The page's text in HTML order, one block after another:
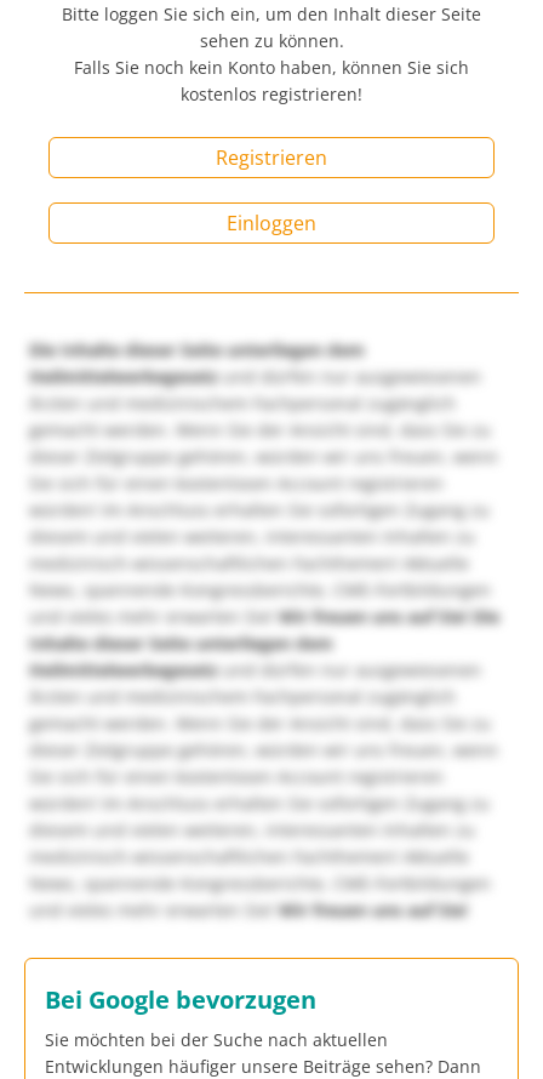
Bitte loggen Sie sich ein, um den Inhalt dieser Seite
sehen zu können.
Falls Sie noch kein Konto haben, können Sie sich
kostenlos registrieren!
Registrieren
Einloggen
Die Inhalte dieser Seite unterliegen dem
Heilmittelwerbegesetzund dürfen nur ausgewiesenen
Ärzten und medizinischem Fachpersonal zugänglich
gemacht werden. Wenn Sie der Ansicht sind, dass Sie zu
dieser Zielgruppe gehören, würden wir uns freuen, wenn
Sie sich für einen kostenlosen Account registrieren
würden! Im Anschluss erhalten Sie sofortigen Zugang zu
diesem und vielen weiteren, interessanten Inhalten zu
medizinisch-wissenschaftlichen Fachthemen! Aktuelle
News, spannende Kongressberichte, CME-Fortbildungen
und vieles mehr erwarten Sie!Wir freuen uns auf Sie! Die
Inhalte dieser Seite unterliegen dem
Heilmittelwerbegesetzund dürfen nur ausgewiesenen
Ärzten und medizinischem Fachpersonal zugänglich
gemacht werden. Wenn Sie der Ansicht sind, dass Sie zu
dieser Zielgruppe gehören, würden wir uns freuen, wenn
Sie sich für einen kostenlosen Account registrieren
würden! Im Anschluss erhalten Sie sofortigen Zugang zu
diesem und vielen weiteren, interessanten Inhalten zu
medizinisch-wissenschaftlichen Fachthemen! Aktuelle
News, spannende Kongressberichte, CME-Fortbildungen
und vieles mehr erwarten Sie!Wir freuen uns auf Sie!
Bei Google bevorzugen
Sie möchten bei der Suche nach aktuellen
Entwicklungen häufiger unsere Beiträge sehen? Dann